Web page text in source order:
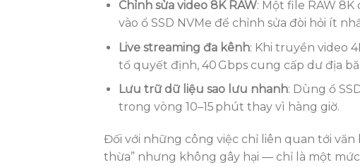
Chỉnh sửa video 8K RAW: Một file RAW
vào ổ SSD NVMe để chỉnh sửa đòi hỏi ít
Live streaming đa kênh: Khi truyền video
tố quyết định, 40 Gbps cung cấp dư địa
Lưu trữ dữ liệu sao lưu nhanh: Dùng ổ
trong vòng 10–15 phút thay vì hàng giờ.
Đối với những công việc chỉ liên quan tới văn
thừa” nhưng không gây hại — chỉ là một